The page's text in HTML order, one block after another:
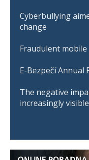
Cyberbullying
change
Fraudulent
E-Bezpečí Annual
The negative
increasingly visible